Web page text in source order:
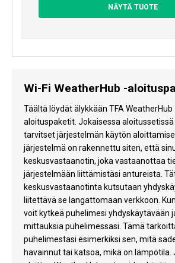
NÄYTÄ TUOTE
Wi-Fi WeatherHub -
Täältä löydät älykkään TFA
aloituspaketit. Jokaisessa
tarvitset järjestelmän käytön
järjestelmä on rakennettu siten, että
keskusvastaanotin, joka vastaanottaa
järjestelmään liittämistäsi antureista.
keskusvastaanotinta kutsutaan
liitettävä se langattomaan verkkoon.
voit kytkeä puhelimesi yhdyskäytävään
mittauksia puhelimessasi. Tämä
puhelimestasi esimerkiksi sen, mitä
havainnut tai katsoa, mikä on lämpötila.